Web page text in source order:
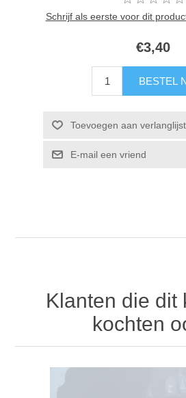
Schrijf als eerste voor dit
€3,40
Klanten die dit
kochten